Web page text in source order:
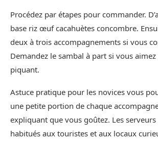
Procédez par étapes pour commander.
base riz œuf cacahuètes concombre.
deux à trois accompagnements si vous
Demandez le sambal à part si vous
piquant.
Astuce pratique pour les novices vous
une petite portion de chaque
expliquant que vous goûtez. Les
habitués aux touristes et aux locaux